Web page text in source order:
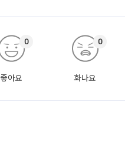
좋아요
0
화나요
0